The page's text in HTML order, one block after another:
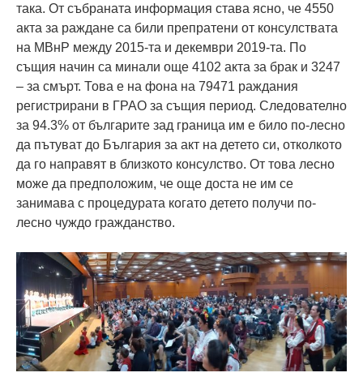
така. От събраната информация става ясно, че 4550
акта за раждане са били препратени от консулствата
на МВнР между 2015-та и декември 2019-та. По
същия начин са минали още 4102 акта за брак и 3247
– за смърт. Това е на фона на 79471 раждания
регистрирани в ГРАО за същия период. Следователно
за 94.3% от българите зад граница им е било по-лесно
да пътуват до България за акт на детето си, отколкото
да го направят в близкото консулство. От това лесно
може да предположим, че още доста не им се
занимава с процедурата когато детето получи по-
лесно чуждо гражданство.